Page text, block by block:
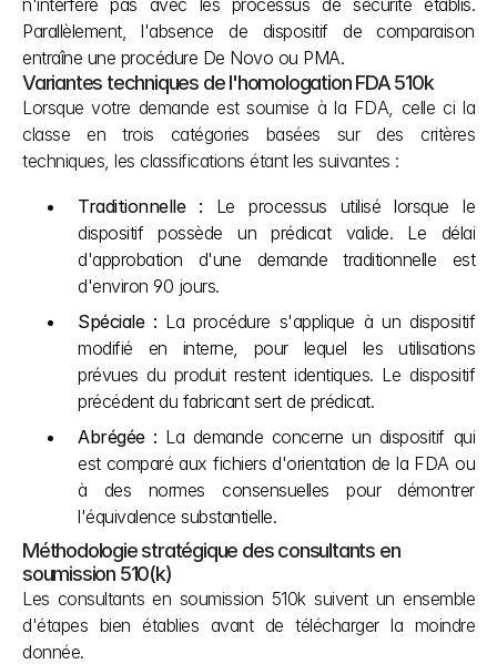
n'interfère pas avec les processus de sécurité établis.
Parallèlement, l'absence de dispositif de comparaison
entraîne une procédure De Novo ou PMA.
Variantes techniques de l'homologation FDA 510k
Lorsque votre demande est soumise à la FDA, celle ci la
classe en trois catégories basées sur des critères
techniques, les classifications étant les suivantes :
Traditionnelle : Le processus utilisé lorsque le
dispositif possède un prédicat valide. Le délai
d'approbation d'une demande traditionnelle est
d'environ 90 jours.
Spéciale : La procédure s'applique à un dispositif
modifié en interne, pour lequel les utilisations
prévues du produit restent identiques. Le dispositif
précédent du fabricant sert de prédicat.
Abrégée : La demande concerne un dispositif qui
est comparé aux fichiers d'orientation de la FDA ou
à des normes consensuelles pour démontrer
l'équivalence substantielle.
Méthodologie stratégique des consultants en
soumission 510(k)
Les consultants en soumission 510k suivent un ensemble
d'étapes bien établies avant de télécharger la moindre
donnée.